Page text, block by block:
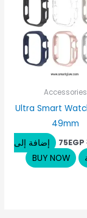
Accessories
Ultra Smart
49mm
75EGP
إضافة إلى
BUY NOW